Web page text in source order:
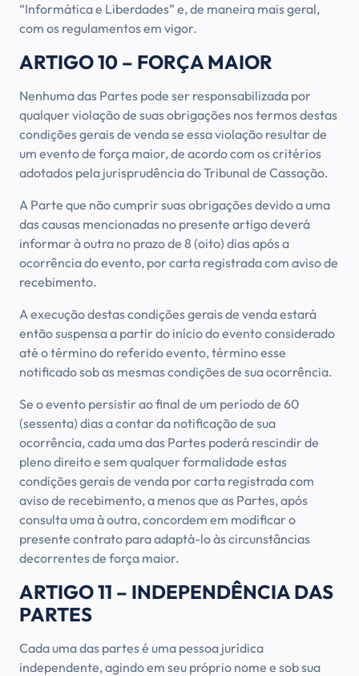
“Informática e Liberdades” e, de maneira mais geral,
com os regulamentos em vigor.
ARTIGO 10 – FORÇA MAIOR
Nenhuma das Partes pode ser responsabilizada por
qualquer violação de suas obrigações nos termos destas
condições gerais de venda se essa violação resultar de
um evento de força maior, de acordo com os critérios
adotados pela jurisprudência do Tribunal de Cassação.
A Parte que não cumprir suas obrigações devido a uma
das causas mencionadas no presente artigo deverá
informar à outra no prazo de 8 (oito) dias após a
ocorrência do evento, por carta registrada com aviso de
recebimento.
A execução destas condições gerais de venda estará
então suspensa a partir do início do evento considerado
até o término do referido evento, término esse
notificado sob as mesmas condições de sua ocorrência.
Se o evento persistir ao final de um período de 60
(sessenta) dias a contar da notificação de sua
ocorrência, cada uma das Partes poderá rescindir de
pleno direito e sem qualquer formalidade estas
condições gerais de venda por carta registrada com
aviso de recebimento, a menos que as Partes, após
consulta uma à outra, concordem em modificar o
presente contrato para adaptá-lo às circunstâncias
decorrentes de força maior.
ARTIGO 11 – INDEPENDÊNCIA DAS
PARTES
Cada uma das partes é uma pessoa jurídica
independente, agindo em seu próprio nome e sob sua